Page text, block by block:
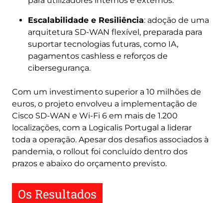
Escalabilidade e Resiliência: adoção de uma
arquitetura SD-WAN flexível, preparada para
suportar tecnologias futuras, como IA,
pagamentos cashless e reforços de
cibersegurança.
Com um investimento superior a 10 milhões de
euros, o projeto envolveu a implementação de
Cisco SD-WAN e Wi-Fi 6 em mais de 1.200
localizações, com a Logicalis Portugal a liderar
toda a operação. Apesar dos desafios associados à
pandemia, o rollout foi concluído dentro dos
prazos e abaixo do orçamento previsto.
Os Resultados